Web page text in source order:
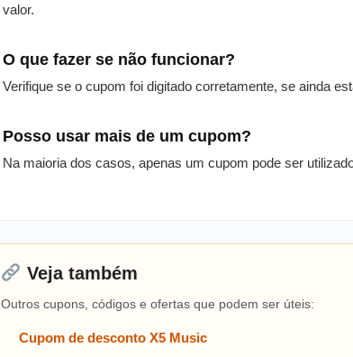
valor.
O que fazer se não funcionar?
Verifique se o cupom foi digitado corretamente, se ainda
Posso usar mais de um cupom?
Na maioria dos casos, apenas um cupom pode ser
Veja também
Outros cupons, códigos e ofertas que podem ser úteis:
Cupom de desconto X5 Music